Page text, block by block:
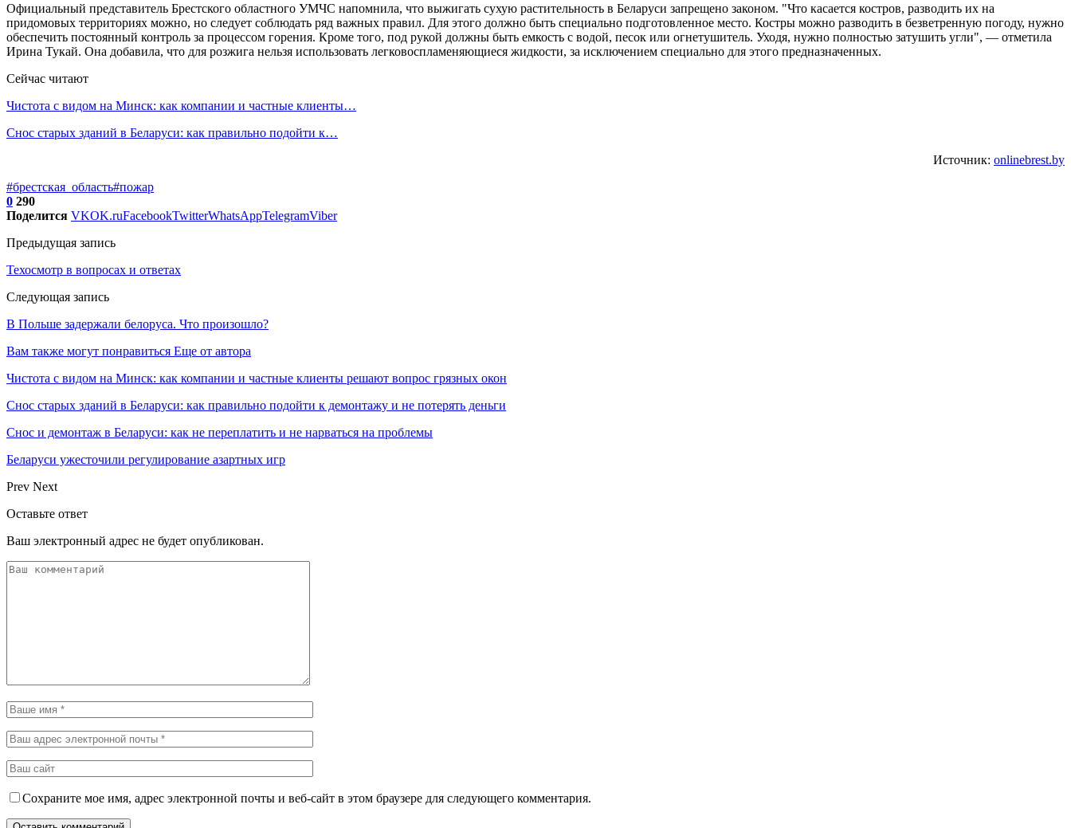
Официальный представитель Брестского областного УМЧС напомнила, что выжигать сухую растительность в Беларуси запрещено законом. "Что касается костров, разводить их на
придомовых территориях можно, но следует соблюдать ряд важных правил. Для этого должно быть специально подготовленное место. Костры можно разводить в безветренную погоду, нужно
обеспечить постоянный контроль за процессом горения. Кроме того, под рукой должны быть емкость с водой, песок или огнетушитель. Уходя, нужно полностью затушить угли", — отметила
Ирина Тукай. Она добавила, что для розжига нельзя использовать легковоспламеняющиеся жидкости, за исключением специально для этого предназначенных.
Сейчас читают
Чистота с видом на Минск: как компании и частные клиенты…
Снос старых зданий в Беларуси: как правильно подойти к…
Источник: onlinebrest.by
#брестская_область#пожар
0 290
Поделится VKOK.ruFacebookTwitterWhatsAppTelegramViber
Предыдущая запись
Техосмотр в вопросах и ответах
Следующая запись
В Польше задержали белоруса. Что произошло?
Вам также могут понравиться Еще от автора
Чистота с видом на Минск: как компании и частные клиенты решают вопрос грязных окон
Снос старых зданий в Беларуси: как правильно подойти к демонтажу и не потерять деньги
Снос и демонтаж в Беларуси: как не переплатить и не нарваться на проблемы
Беларуси ужесточили регулирование азартных игр
Prev Next
Оставьте ответ
Ваш электронный адрес не будет опубликован.
Сохраните мое имя, адрес электронной почты и веб-сайт в этом браузере для следующего комментария.